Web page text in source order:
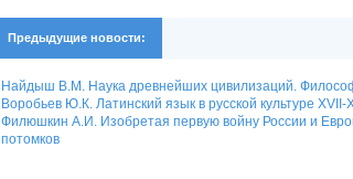
Предыдущие новости:
Найдыш В.М. Наука древнейших цивилизаций.
Воробьев Ю.К. Латинский язык в русской культуре XVII-
Филюшкин А.И. Изобретая первую войну России и
потомков